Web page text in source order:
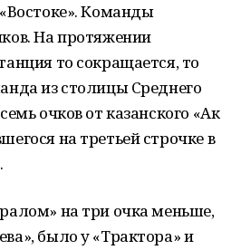
Команды
На протяжении
то сокращается, то
из столицы Среднего
очков от казанского «Ак
на третьей строчке в
на три очка меньше,
было у «Трактора» и